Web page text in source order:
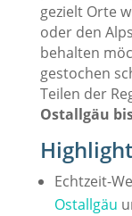
gezielt Orte
oder den
behalten
gestochen
Teilen der
Ostallgäu
Echtzeit-
Ostallgäu